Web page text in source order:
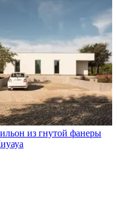
из гнутой фанеры